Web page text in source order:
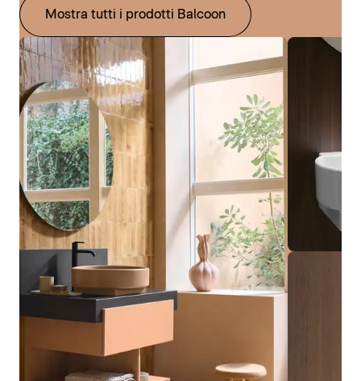
Mostra tutti i prodotti Balcoon